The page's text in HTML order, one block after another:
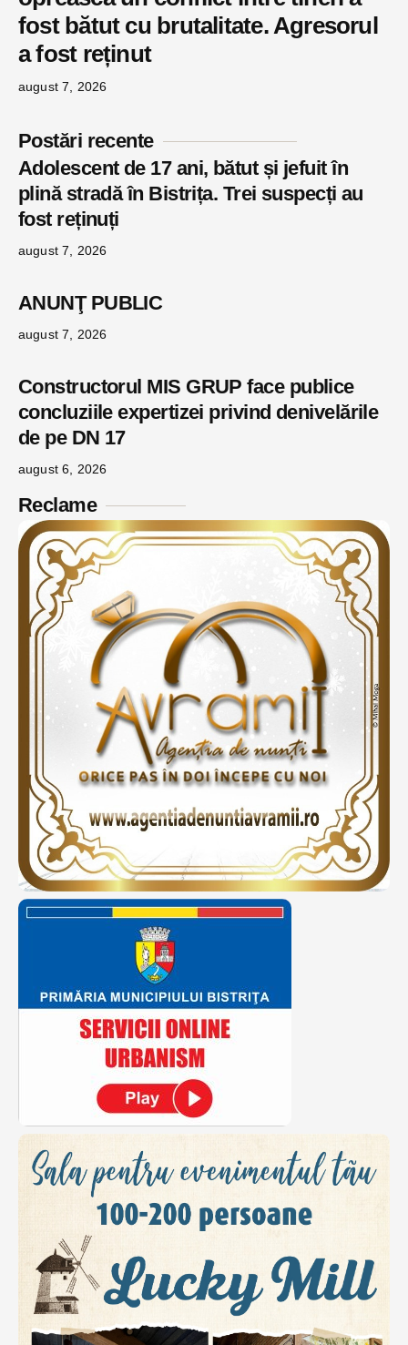
fost bătut cu brutalitate. Agresorul
a fost reținut
august 7, 2026
Postări recente
Adolescent de 17 ani, bătut și jefuit în
plină stradă în Bistrița. Trei suspecți au
fost reținuți
august 7, 2026
ANUNŢ PUBLIC
august 7, 2026
Constructorul MIS GRUP face publice
concluziile expertizei privind denivelările
de pe DN 17
august 6, 2026
Reclame